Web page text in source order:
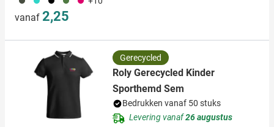
vanaf 2,25
Gerecycled
Roly Gerecycled Kinder
Sporthemd Sem
Bedrukken vanaf 50 stuks
Levering vanaf26 augustus